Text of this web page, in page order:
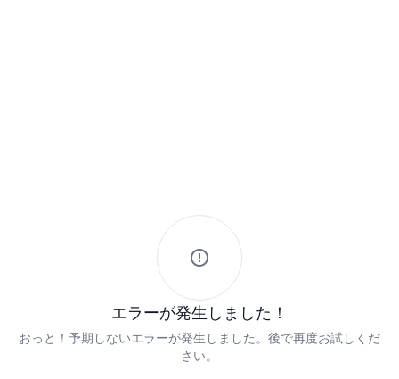
エラーが発生しました！
おっと！予期しないエラーが発生しました。後で再度お試しくだ
さい。